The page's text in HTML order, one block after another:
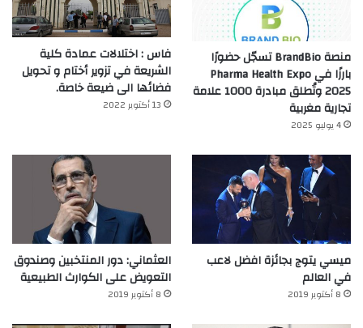
منصة BrandBio تسجّل حضورًا
بارزًا في Pharma Health Expo
2025 وتُطلق مبادرة 1000 علامة
تجارية مغربية
4 يوليو 2025
فاس : اختلالات عمادة كلية
الشريعة في تزوير أختام و تحويل
فضائها الى ضيعة خاصة.
13 أكتوبر 2022
ميسي يتوج بجائزة افضل لاعب
في العالم‎
8 أكتوبر 2019
العثماني: دور المنتخبين وصندوق
التعويض على الكوارث الطبيعية
8 أكتوبر 2019